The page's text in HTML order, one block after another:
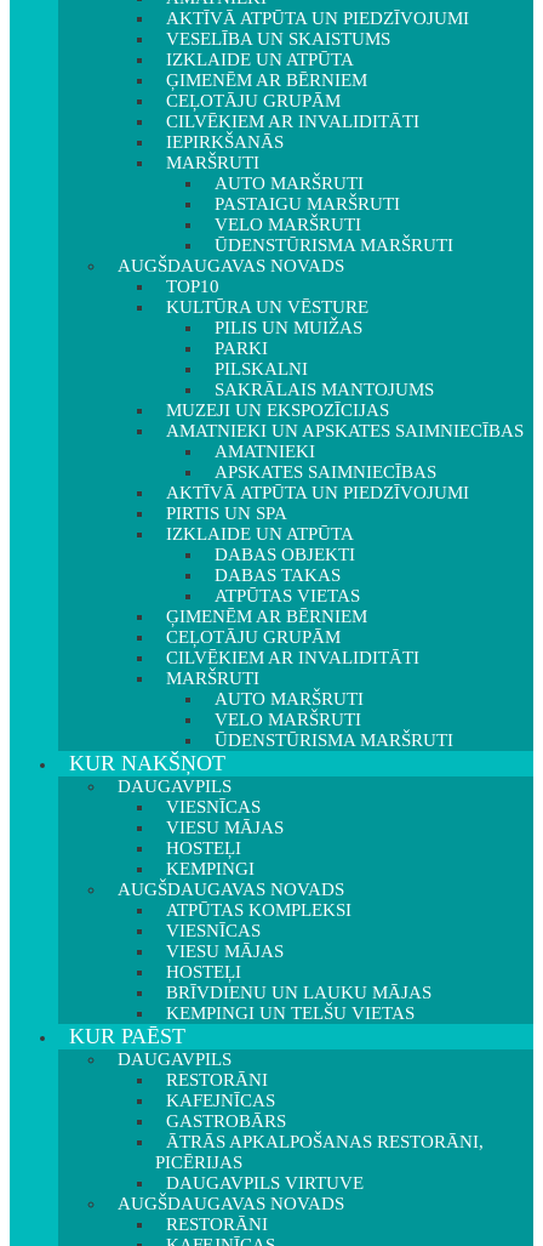
AKTĪVĀ ATPŪTA UN PIEDZĪVOJUMI
VESELĪBA UN SKAISTUMS
IZKLAIDE UN ATPŪTA
ĢIMENĒM AR BĒRNIEM
CEĻOTĀJU GRUPĀM
CILVĒKIEM AR INVALIDITĀTI
IEPIRKŠANĀS
MARŠRUTI
AUTO MARŠRUTI
PASTAIGU MARŠRUTI
VELO MARŠRUTI
ŪDENSTŪRISMA MARŠRUTI
AUGŠDAUGAVAS NOVADS
TOP10
KULTŪRA UN VĒSTURE
PILIS UN MUIŽAS
PARKI
PILSKALNI
SAKRĀLAIS MANTOJUMS
MUZEJI UN EKSPOZĪCIJAS
AMATNIEKI UN APSKATES SAIMNIECĪBAS
AMATNIEKI
APSKATES SAIMNIECĪBAS
AKTĪVĀ ATPŪTA UN PIEDZĪVOJUMI
PIRTIS UN SPA
IZKLAIDE UN ATPŪTA
DABAS OBJEKTI
DABAS TAKAS
ATPŪTAS VIETAS
ĢIMENĒM AR BĒRNIEM
CEĻOTĀJU GRUPĀM
CILVĒKIEM AR INVALIDITĀTI
MARŠRUTI
AUTO MARŠRUTI
VELO MARŠRUTI
ŪDENSTŪRISMA MARŠRUTI
KUR NAKŠŅOT
DAUGAVPILS
VIESNĪCAS
VIESU MĀJAS
HOSTEĻI
KEMPINGI
AUGŠDAUGAVAS NOVADS
ATPŪTAS KOMPLEKSI
VIESNĪCAS
VIESU MĀJAS
HOSTEĻI
BRĪVDIENU UN LAUKU MĀJAS
KEMPINGI UN TELŠU VIETAS
KUR PAĒST
DAUGAVPILS
RESTORĀNI
KAFEJNĪCAS
GASTROBĀRS
ĀTRĀS APKALPOŠANAS RESTORĀNI,
PICĒRIJAS
DAUGAVPILS VIRTUVE
AUGŠDAUGAVAS NOVADS
RESTORĀNI